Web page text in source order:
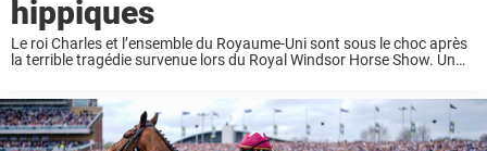
hippiques
Le roi Charles et l’ensemble du Royaume-Uni sont sous le choc après
la terrible tragédie survenue lors du Royal Windsor Horse Show. Un